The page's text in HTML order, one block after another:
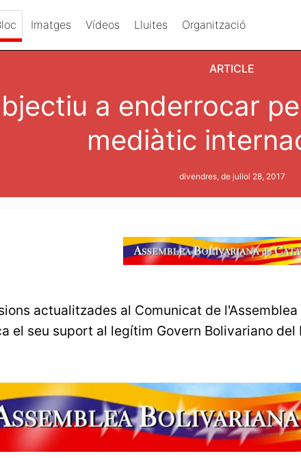
Imatges Vídeos Lluites Organització
ARTICLE
a enderrocar
mediàtic
divendres, de juliol 28, 2017
actualitzades al Comunicat de
el seu suport al legítim Govern Bolivariano del